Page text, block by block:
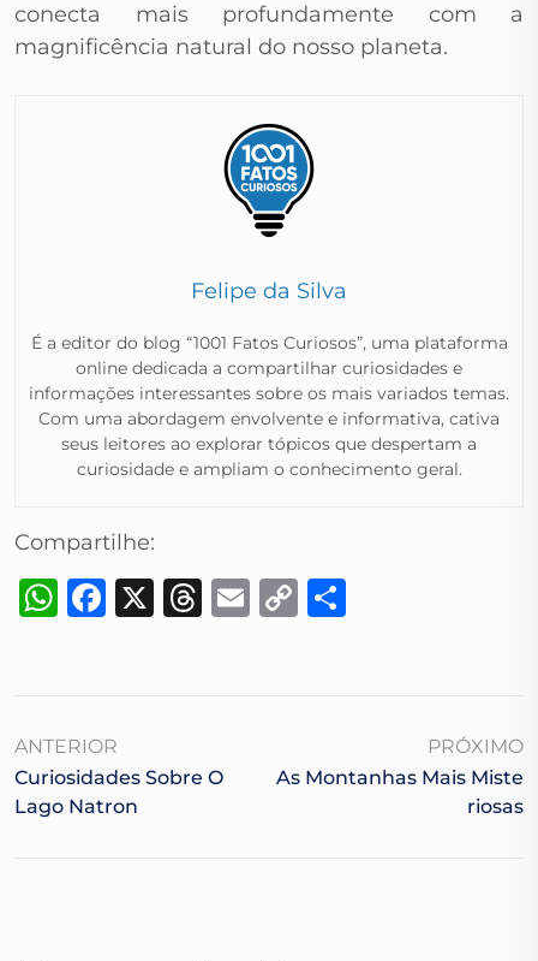
conecta mais profundamente com a
magnificência natural do nosso planeta.
Felipe da Silva
É a editor do blog “1001 Fatos Curiosos”, uma plataforma
online dedicada a compartilhar curiosidades e
informações interessantes sobre os mais variados temas.
Com uma abordagem envolvente e informativa, cativa
seus leitores ao explorar tópicos que despertam a
curiosidade e ampliam o conhecimento geral.​
Compartilhe:
WhatsApp
Facebook
X Threads
Email
Copy
ANTERIOR
Curiosidades Sobre O
Lago Natron
PRÓXIMO
As Montanhas Mais Miste
Riosas